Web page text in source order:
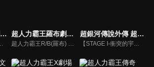
超人力霸王捷德 劇場版(中文版) 超人力霸王羅布劇場版 決定了！羈絆的水晶(中文版) 超銀河傳說外傳 超人力霸王傑洛 VS 黑暗獨眼傑洛(中文版)
【STAGE I-衝突的宇宙】，這是怎麼一回事？出現在超人力霸王ZERO面前的，居然是和自己外貌相似、戰鬥力更勝一籌的黑暗超人ZERO？ 【STAGE II- ZERO的決死圈】，ZERO在雷歐的協助下，終於擊敗假超人兄弟，但黑暗超人ZERO的真正身份是什麼？兩者決鬥，究竟誰會勝出？